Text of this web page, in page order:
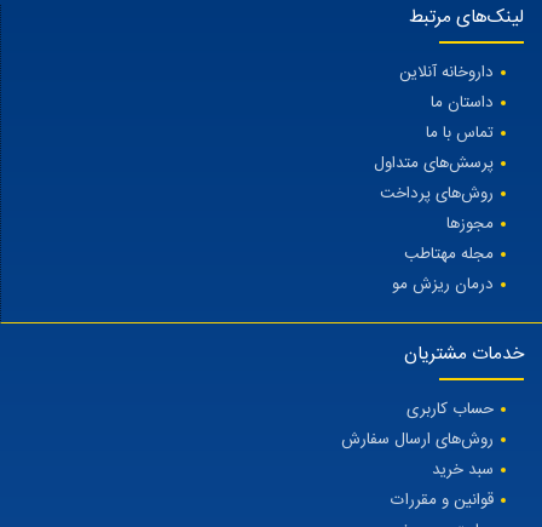
لینک‌های مرتبط
داروخانه آنلاین
داستان ما
تماس با ما
پرسش‌های متداول
روش‌های پرداخت
مجوزها
مجله مهتاطب
درمان ریزش مو
خدمات مشتریان
حساب کاربری
روش‌های ارسال سفارش
سبد خرید
قوانین و مقررات